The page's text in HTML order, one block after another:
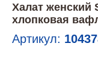
Халат женский
хлопковая
Артикул: